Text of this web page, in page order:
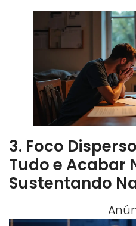
3. Foco
Tudo e Acabar
Sustentando